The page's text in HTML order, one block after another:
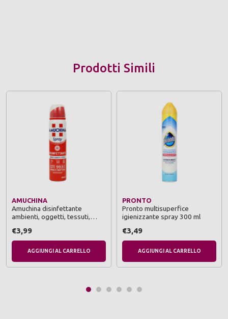
Prodotti Simili
AMUCHINA
Amuchina disinfettante
ambienti, oggetti, tessuti,
€3,99
AGGIUNGI AL CARRELLO
PRONTO
Pronto multisuperfice
igienizzante spray 300 ml
€3,49
AGGIUNGI AL CARRELLO